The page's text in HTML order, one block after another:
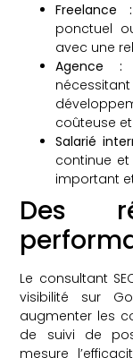
Freelance :
ponctuel
avec une
Agence :
coûteuse
Salarié
continue et
important
Des
Le consultant
visibilité sur
augmenter les
de suivi de
mesure